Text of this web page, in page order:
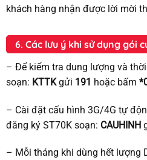
khách hàng nhận được lời mời
6. Các lưu ý khi sử dụng gói
– Để kiểm tra dung lượng và
soạn: KTTKgửi 191 hoặc bấm
– Cài đặt cấu hình 3G/4G tự
đăng ký ST70K soạn: CAUHINH
– Mỗi tháng khi dùng hết lượng